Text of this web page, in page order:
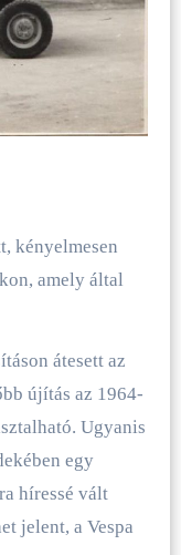
kényelmesen
amely által
átesett az
újítás az 1964-
Ugyanis
egy
híressé vált
jelent, a Vespa